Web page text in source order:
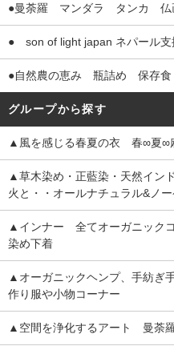
●曼荼羅 マンダラ タンカ 仏
● son of light japan ネパール
●自然農の恵み 瓶詰め 保存
グループから探す
▲風を感じる春夏の衣 春∞夏∞
▲草木染め・正藍染・天然イン
火と・・オールナチュラル&ノ
▲インナー 全てオーガニック
染め下着
▲オーガニックヘンプ、手紡ぎ
作り服や小物コーナー
▲空間を浄化するアート 曼荼